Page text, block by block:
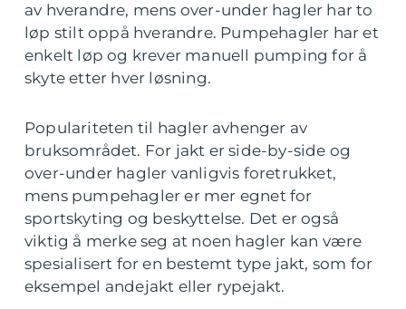
av hverandre, mens over-under hagler har to
løp stilt oppå hverandre. Pumpehagler har et
enkelt løp og krever manuell pumping for å
skyte etter hver løsning.
Populariteten til hagler avhenger av
bruksområdet. For jakt er side-by-side og
over-under hagler vanligvis foretrukket,
mens pumpehagler er mer egnet for
sportskyting og beskyttelse. Det er også
viktig å merke seg at noen hagler kan være
spesialisert for en bestemt type jakt, som for
eksempel andejakt eller rypejakt.